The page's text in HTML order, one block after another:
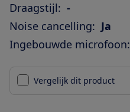
Draagstijl: -
Noise cancelling: Ja
Ingebouwde microfoon:
Vergelijk dit product